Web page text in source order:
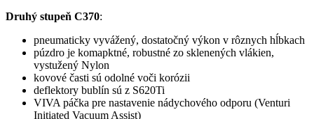
Druhý stupeň C370:
pneumaticky vyvážený, dostatočný výkon v rôznych hĺbkach
púzdro je komapktné, robustné zo sklenených vlákien,
vystužený Nylon
kovové časti sú odolné voči korózii
deflektory bublín sú z S620Ti
VIVA páčka pre nastavenie nádychového odporu (Venturi
Initiated Vacuum Assist)